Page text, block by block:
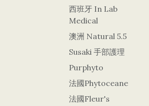
西班牙 In Lab
Medical
澳洲 Natural 5.5
Susaki 手部護理
Purphyto
法國Phytoceane
法國Fleur's